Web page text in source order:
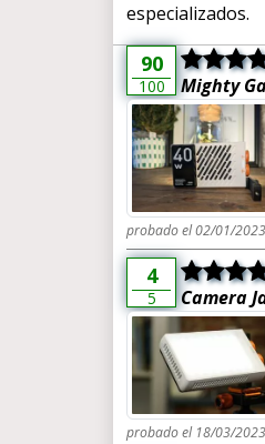
especializados.
90
100 Mighty
probado el 02/01/2023
4
5 Camera
probado el 18/03/2023